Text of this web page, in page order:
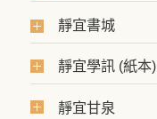
靜宜書城
靜宜學訊 (紙本)
靜宜甘泉